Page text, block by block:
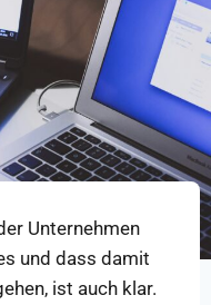
Unternehmen
und dass damit
ist auch klar.